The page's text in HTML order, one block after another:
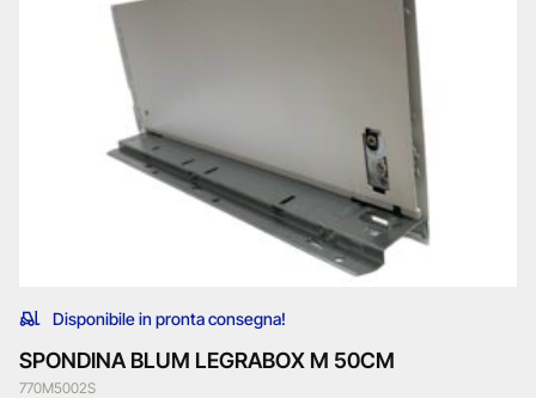
Disponibile in pronta consegna!
SPONDINA BLUM LEGRABOX M 50CM
770M5002S